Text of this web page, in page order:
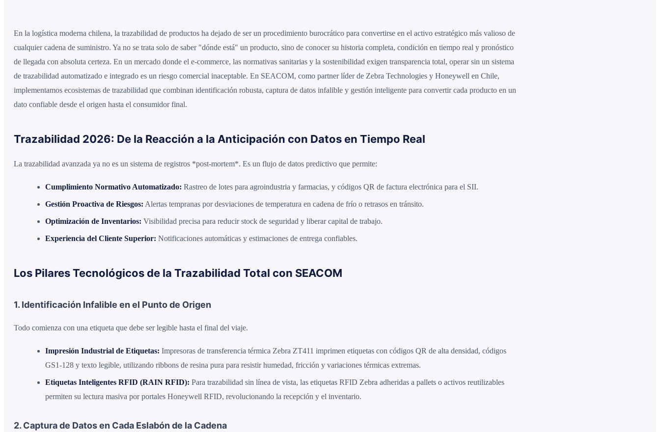
En la logística moderna chilena, la trazabilidad de productos ha dejado de ser un procedimiento burocrático para convertirse en el activo estratégico más valioso de
cualquier cadena de suministro. Ya no se trata solo de saber "dónde está" un producto, sino de conocer su historia completa, condición en tiempo real y pronóstico
de llegada con absoluta certeza. En un mercado donde el e-commerce, las normativas sanitarias y la sostenibilidad exigen transparencia total, operar sin un sistema
de trazabilidad automatizado e integrado es un riesgo comercial inaceptable. En SEACOM, como partner líder de Zebra Technologies y Honeywell en Chile,
implementamos ecosistemas de trazabilidad que combinan identificación robusta, captura de datos infalible y gestión inteligente para convertir cada producto en un
dato confiable desde el origen hasta el consumidor final.
Trazabilidad 2026: De la Reacción a la Anticipación con Datos en Tiempo Real
La trazabilidad avanzada ya no es un sistema de registros *post-mortem*. Es un flujo de datos predictivo que permite:
Cumplimiento Normativo Automatizado: Rastreo de lotes para agroindustria y farmacias, y códigos QR de factura electrónica para el SII.
Gestión Proactiva de Riesgos: Alertas tempranas por desviaciones de temperatura en cadena de frío o retrasos en tránsito.
Optimización de Inventarios: Visibilidad precisa para reducir stock de seguridad y liberar capital de trabajo.
Experiencia del Cliente Superior: Notificaciones automáticas y estimaciones de entrega confiables.
Los Pilares Tecnológicos de la Trazabilidad Total con SEACOM
1. Identificación Infalible en el Punto de Origen
Todo comienza con una etiqueta que debe ser legible hasta el final del viaje.
Impresión Industrial de Etiquetas: Impresoras de transferencia térmica Zebra ZT411 imprimen etiquetas con códigos QR de alta densidad, códigos
GS1-128 y texto legible, utilizando ribbons de resina pura para resistir humedad, fricción y variaciones térmicas extremas.
Etiquetas Inteligentes RFID (RAIN RFID): Para trazabilidad sin línea de vista, las etiquetas RFID Zebra adheridas a pallets o activos reutilizables
permiten su lectura masiva por portales Honeywell RFID, revolucionando la recepción y el inventario.
2. Captura de Datos en Cada Eslabón de la Cadena